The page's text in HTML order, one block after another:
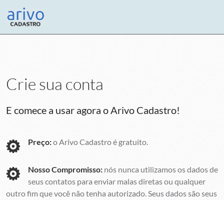
Crie sua conta
E comece a usar agora o Arivo Cadastro!
Preço:o Arivo Cadastro é gratuito.
Nosso Compromisso: nós nunca utilizamos os dados de
seus contatos para enviar malas diretas ou qualquer
outro fim que você não tenha autorizado. Seus dados são seus